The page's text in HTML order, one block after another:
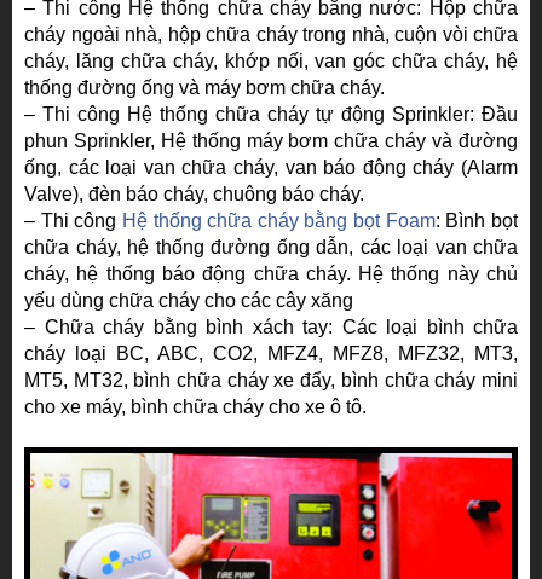
– Thi công Hệ thống chữa cháy bằng nước: Hộp chữa
cháy ngoài nhà, hộp chữa cháy trong nhà, cuộn vòi chữa
cháy, lăng chữa cháy, khớp nối, van góc chữa cháy, hệ
thống đường ống và máy bơm chữa cháy.
– Thi công Hệ thống chữa cháy tự động Sprinkler: Đầu
phun Sprinkler, Hệ thống máy bơm chữa cháy và đường
ống, các loại van chữa cháy, van báo động cháy (Alarm
Valve), đèn báo cháy, chuông báo cháy.
– Thi công Hệ thống chữa cháy bằng bọt Foam: Bình bọt
chữa cháy, hệ thống đường ống dẫn, các loại van chữa
cháy, hệ thống báo động chữa cháy. Hệ thống này chủ
yếu dùng chữa cháy cho các cây xăng
– Chữa cháy bằng bình xách tay: Các loại bình chữa
cháy loại BC, ABC, CO2, MFZ4, MFZ8, MFZ32, MT3,
MT5, MT32, bình chữa cháy xe đẩy, bình chữa cháy mini
cho xe máy, bình chữa cháy cho xe ô tô.